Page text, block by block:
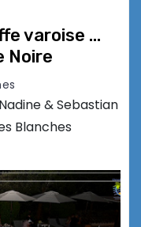
varoise …
Noire
& Sebastian
Blanches